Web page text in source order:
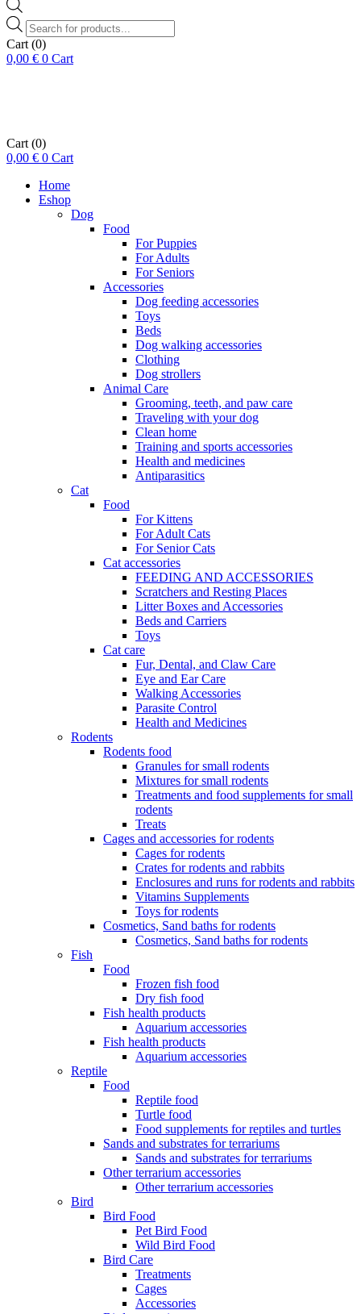
Products
search
Cart (0)
0,00 € 0 Cart
Cart (0)
0,00 € 0 Cart
Home
Eshop
Dog
Food
For Puppies
For Adults
For Seniors
Accessories
Dog feeding accessories
Toys
Beds
Dog walking accessories
Clothing
Dog strollers
Animal Care
Grooming, teeth, and paw care
Traveling with your dog
Clean home
Training and sports accessories
Health and medicines
Antiparasitics
Cat
Food
For Kittens
For Adult Cats
For Senior Cats
Cat accessories
FEEDING AND ACCESSORIES
Scratchers and Resting Places
Litter Boxes and Accessories
Beds and Carriers
Toys
Cat care
Fur, Dental, and Claw Care
Eye and Ear Care
Walking Accessories
Parasite Control
Health and Medicines
Rodents
Rodents food
Granules for small rodents
Mixtures for small rodents
Treatments and food supplements for small
rodents
Treats
Cages and accessories for rodents
Cages for rodents
Сrates for rodents and rabbits
Enclosures and runs for rodents and rabbits
Vitamins Supplements
Toys for rodents
Cosmetics, Sand baths for rodents
Cosmetics, Sand baths for rodents
Fish
Food
Frozen fish food
Dry fish food
Fish health products
Aquarium accessories
Fish health products
Aquarium accessories
Reptile
Food
Reptile food
Turtle food
Food supplements for reptiles and turtles
Sands and substrates for terrariums
Sands and substrates for terrariums
Other terrarium accessories
Other terrarium accessories
Bird
Bird Food
Pet Bird Food
Wild Bird Food
Bird Care
Treatments
Cages
Accessories